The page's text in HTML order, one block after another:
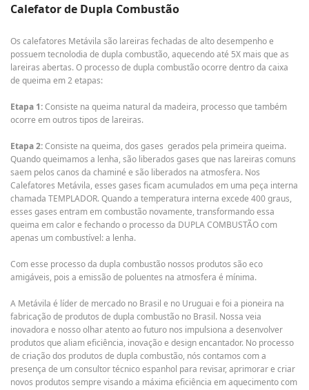
Calefator de Dupla Combustão
Os calefatores Metávila são lareiras fechadas de alto desempenho e
possuem tecnolodia de dupla combustão, aquecendo até 5X mais que as
lareiras abertas. O processo de dupla combustão ocorre dentro da caixa
de queima em 2 etapas:
Etapa 1:Consiste na queima natural da madeira, processo que também
ocorre em outros tipos de lareiras.
Etapa 2:Consiste na queima, dos gases gerados pela primeira queima.
Quando queimamos a lenha, são liberados gases que nas lareiras comuns
saem pelos canos da chaminé e são liberados na atmosfera. Nos
Calefatores Metávila, esses gases ficam acumulados em uma peça interna
chamada TEMPLADOR. Quando a temperatura interna excede 400 graus,
esses gases entram em combustão novamente, transformando essa
queima em calor e fechando o processo da DUPLA COMBUSTÃO com
apenas um combustível: a lenha.
Com esse processo da dupla combustão nossos produtos são eco
amigáveis, pois a emissão de poluentes na atmosfera é mínima.
A Metávila é líder de mercado no Brasil e no Uruguai e foi a pioneira na
fabricação de produtos de dupla combustão no Brasil. Nossa veia
inovadora e nosso olhar atento ao futuro nos impulsiona a desenvolver
produtos que aliam eficiência, inovação e design encantador. No processo
de criação dos produtos de dupla combustão, nós contamos com a
presença de um consultor técnico espanhol para revisar, aprimorar e criar
novos produtos sempre visando a máxima eficiência em aquecimento com